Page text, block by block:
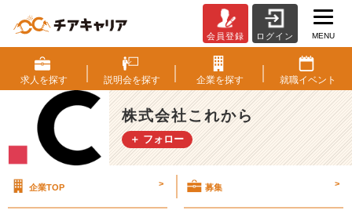
足
【株
式
会
社
こ
の
会員登録 ログイン MENU
求人を探す 説明会を探す 企業を探す 就職イベント
株式会社これから
＋ フォロー
企業TOP > 募集 >